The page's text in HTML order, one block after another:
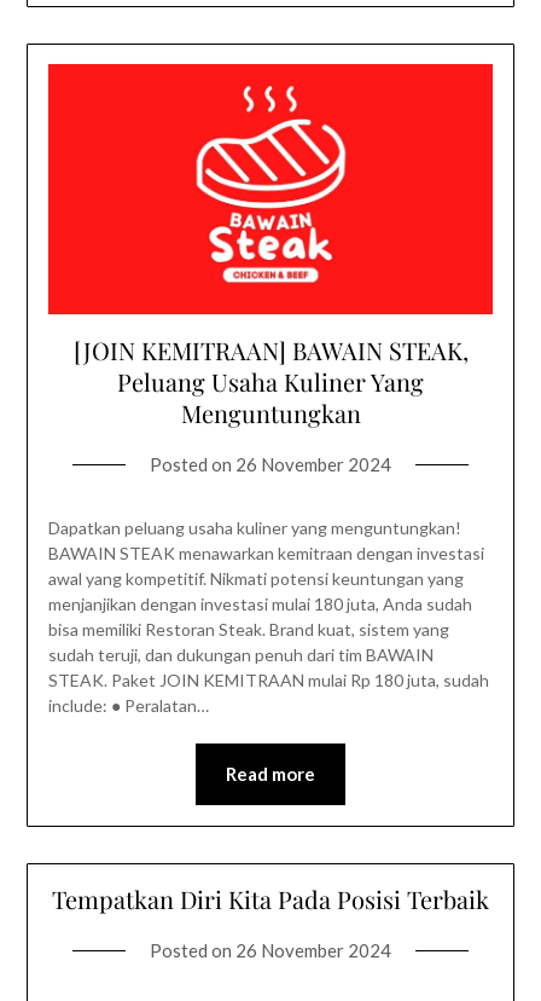
[JOIN KEMITRAAN] BAWAIN STEAK,
Peluang Usaha Kuliner Yang
Menguntungkan
Posted on 26 November 2024
Dapatkan peluang usaha kuliner yang menguntungkan!
BAWAIN STEAK menawarkan kemitraan dengan investasi
awal yang kompetitif. Nikmati potensi keuntungan yang
menjanjikan dengan investasi mulai 180 juta, Anda sudah
bisa memiliki Restoran Steak. Brand kuat, sistem yang
sudah teruji, dan dukungan penuh dari tim BAWAIN
STEAK. Paket JOIN KEMITRAAN mulai Rp 180 juta, sudah
include: ● Peralatan…
Read more
Tempatkan Diri Kita Pada Posisi Terbaik
Posted on 26 November 2024